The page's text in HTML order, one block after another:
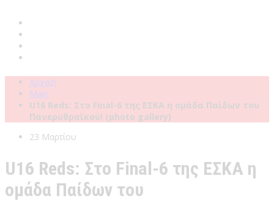
Αρχική
Main
U16 Reds: Στο Final-6 της ΕΣΚΑ η ομάδα Παίδων του
Πανερυθραϊκού! (photo gallery)
23 Μαρτίου
U16 Reds: Στο Final-6 της ΕΣΚΑ η
ομάδα Παίδων του